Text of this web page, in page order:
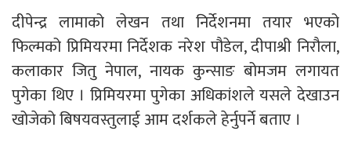
दीपेन्द्र लामाको लेखन तथा निर्देशनमा तयार भएको
फिल्मको प्रिमियरमा निर्देशक नरेश पौडेल, दीपाश्री निरौला,
कलाकार जितु नेपाल, नायक कुन्साङ बोमजम लगायत
पुगेका थिए । प्रिमियरमा पुगेका अधिकांशले यसले देखाउन
खोजेको बिषयवस्तुलाई आम दर्शकले हेर्नुपर्ने बताए ।